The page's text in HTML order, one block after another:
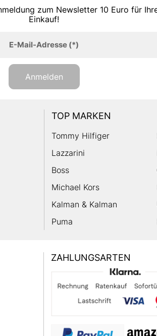
zum Newsletter 10 Euro für
Einkauf!
E-Mail-Adresse(*)
Anmelden
TOP MARKEN
Tommy Hilfiger
Lazzarini
Boss
Michael Kors
Kalman & Kalman
Puma
ZAHLUNGSARTEN